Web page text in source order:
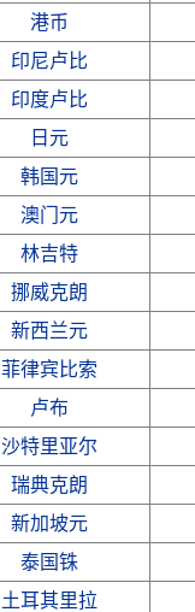
港币
印尼卢比
印度卢比
日元
韩国元
澳门元
林吉特
挪威克朗
新西兰元
菲律宾比索
卢布
沙特里亚尔
瑞典克朗
新加坡元
泰国铢
土耳其里拉